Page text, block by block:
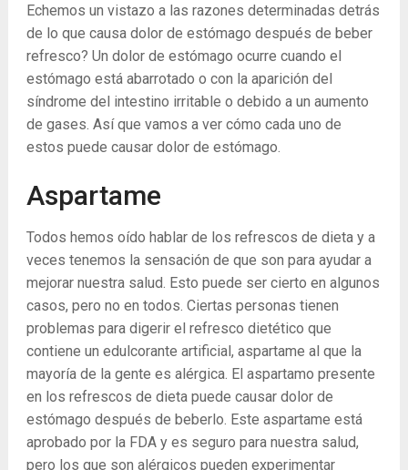
Echemos un vistazo a las razones determinadas detrás
de lo que causa dolor de estómago después de beber
refresco? Un dolor de estómago ocurre cuando el
estómago está abarrotado o con la aparición del
síndrome del intestino irritable o debido a un aumento
de gases. Así que vamos a ver cómo cada uno de
estos puede causar dolor de estómago.
Aspartame
Todos hemos oído hablar de los refrescos de dieta y a
veces tenemos la sensación de que son para ayudar a
mejorar nuestra salud. Esto puede ser cierto en algunos
casos, pero no en todos. Ciertas personas tienen
problemas para digerir el refresco dietético que
contiene un edulcorante artificial, aspartame al que la
mayoría de la gente es alérgica. El aspartamo presente
en los refrescos de dieta puede causar dolor de
estómago después de beberlo. Este aspartame está
aprobado por la FDA y es seguro para nuestra salud,
pero los que son alérgicos pueden experimentar